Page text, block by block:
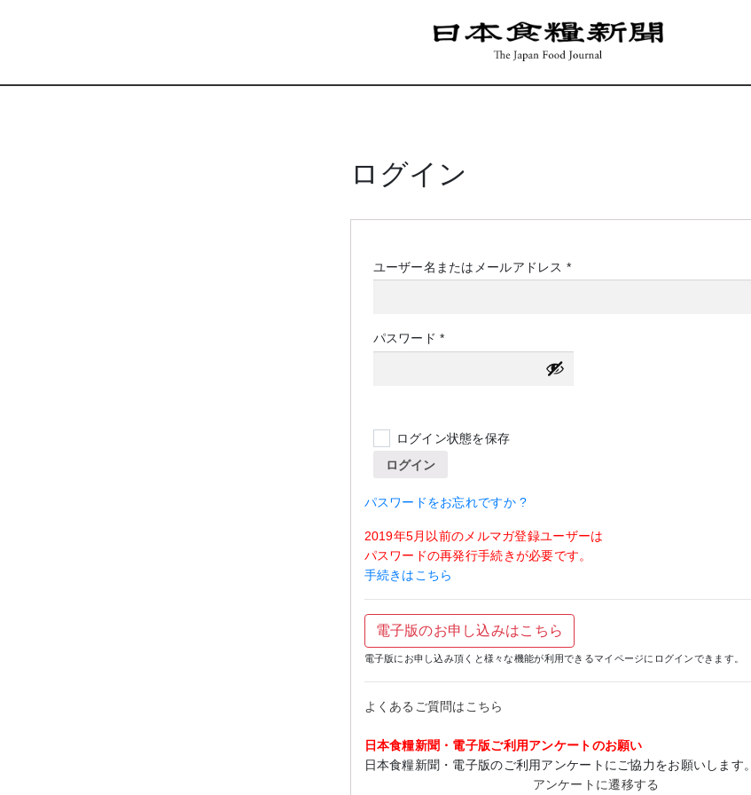
ログイン
ユーザー名またはメールアドレス *必
パスワード*必
須
ログイン状態を保存
ログイン
パスワードをお忘れですか ?
2019年5月以前のメルマガ登録ユーザーは
パスワードの再発行手続きが必要です。
手続きはこちら
電子版のお申し込みはこちら
電子版にお申し込み頂くと様々な機能が利用できるマイページにログインできます。
よくあるご質問はこちら
日本食糧新聞・電子版ご利用アンケートのお願い
日本食糧新聞・電子版のご利用アンケートにご協力をお願いします。
アンケートに遷移する